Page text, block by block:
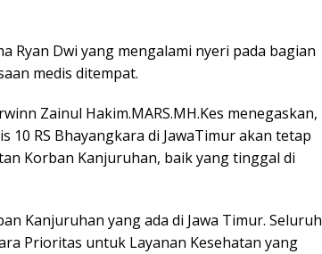
Ryan Dwi yang mengalami nyeri pada bagian
medis ditempat.
Zainul Hakim.MARS.MH.Kes menegaskan,
10 RS Bhayangkara di JawaTimur akan tetap
Korban Kanjuruhan, baik yang tinggal di
Kanjuruhan yang ada di Jawa Timur. Seluruh
Prioritas untuk Layanan Kesehatan yang